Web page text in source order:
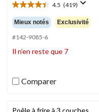
4.5 (419)
4.5
étoile(s)
sur
5.
419
évaluations
Mieux notés Exclusivité
#142-9085-6
Il n’en reste que 7
Comparer